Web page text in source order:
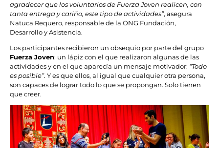
agradecer que los voluntarios de Fuerza Joven realicen, con
tanta entrega y cariño, este tipo de actividades”, asegura
Natuca Requero, responsable de la ONG Fundación,
Desarrollo y Asistencia.
Los participantes recibieron un obsequio por parte del grupo
Fuerza Joven: un lápiz con el que realizaron algunas de las
actividades y en el que aparecía un mensaje motivador: “Todo
es posible”. Y es que ellos, al igual que cualquier otra persona,
son capaces de lograr todo lo que se propongan. Solo tienen
que creer.